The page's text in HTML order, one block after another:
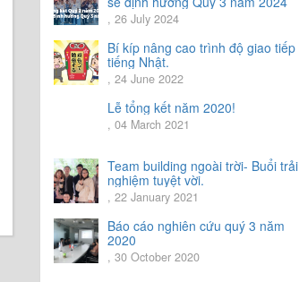
, 26 July 2024
Bí kíp nâng cao trình độ giao tiếp
tiếng Nhật.
, 24 June 2022
Lễ tổng kết năm 2020!
, 04 March 2021
Team building ngoài trời- Buổi trải
nghiệm tuyệt vời.
, 22 January 2021
Báo cáo nghiên cứu quý 3 năm
2020
, 30 October 2020